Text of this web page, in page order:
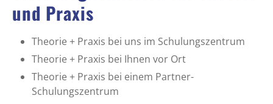
und Praxis
Theorie + Praxis bei uns im Schulungszentrum
Theorie + Praxis bei Ihnen vor Ort
Theorie + Praxis bei einem Partner-
Schulungszentrum